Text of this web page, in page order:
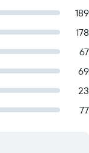
189
178
67
69
23
77